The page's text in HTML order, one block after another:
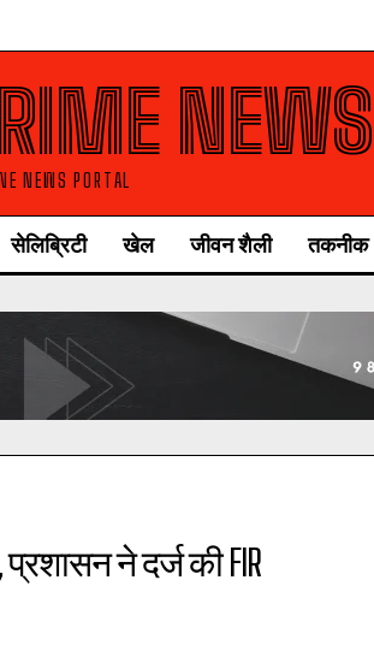
NEWS
NEWS PORTAL
सेलिब्रिटी खेल जीवन शैली तकनीक
ने दर्ज की FIR